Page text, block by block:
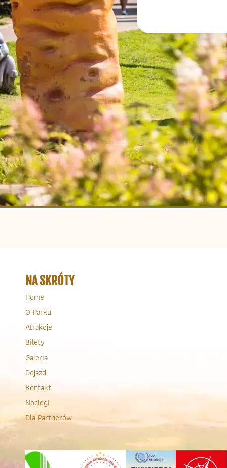
NA SKRÓTY
Home
O Parku
Atrakcje
Bilety
Galeria
Dojazd
Kontakt
Noclegi
Dla Partnerów